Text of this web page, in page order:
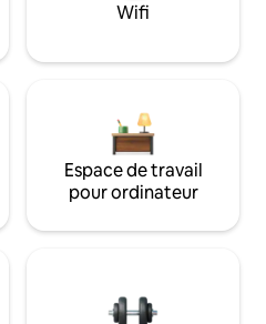
Wifi
Espace de travail
pour ordinateur